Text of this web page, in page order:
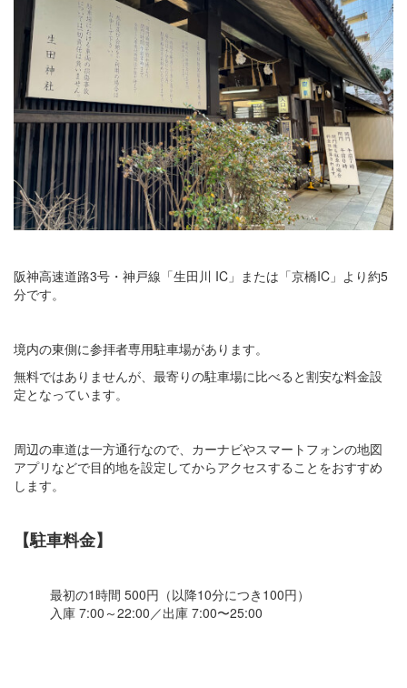
阪神高速道路3号・神戸線「生田川 IC」または「京橋IC」より約5
分です。
境内の東側に参拝者専用駐車場があります。
無料ではありませんが、最寄りの駐車場に比べると割安な料金設
定となっています。
周辺の車道は一方通行なので、カーナビやスマートフォンの地図
アプリなどで目的地を設定してからアクセスすることをおすすめ
します。
【駐車料金】
最初の1時間 500円（以降10分につき100円）
入庫 7:00～22:00／出庫 7:00〜25:00